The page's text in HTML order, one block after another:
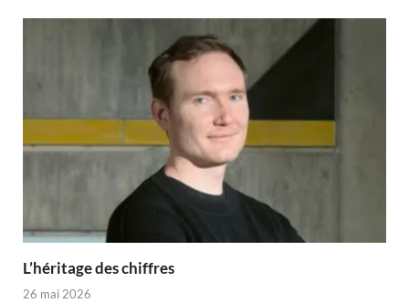
L’héritage des chiffres
26 mai 2026